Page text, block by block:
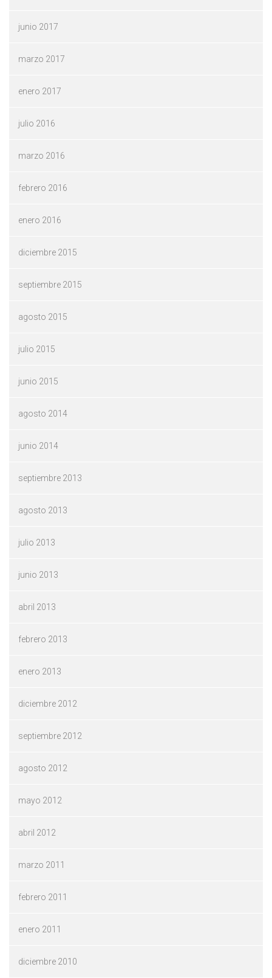
junio 2017
marzo 2017
enero 2017
julio 2016
marzo 2016
febrero 2016
enero 2016
diciembre 2015
septiembre 2015
agosto 2015
julio 2015
junio 2015
agosto 2014
junio 2014
septiembre 2013
agosto 2013
julio 2013
junio 2013
abril 2013
febrero 2013
enero 2013
diciembre 2012
septiembre 2012
agosto 2012
mayo 2012
abril 2012
marzo 2011
febrero 2011
enero 2011
diciembre 2010